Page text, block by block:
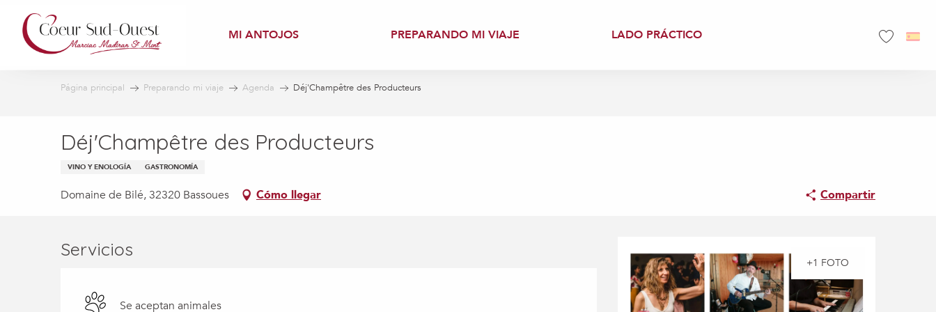
contenu
principal
MI ANTOJOS PREPARANDO MI VIAJE LADO PRÁCTICO
Página principal Preparando mi viaje Agenda Déj'Champêtre des Producteurs
Déj'Champêtre des Producteurs
VINO Y ENOLOGÍA GASTRONOMÍA
Domaine de Bilé, 32320 Bassoues Cómo llegar Compartir
+1 FOTO
Servicios
Se aceptan animales